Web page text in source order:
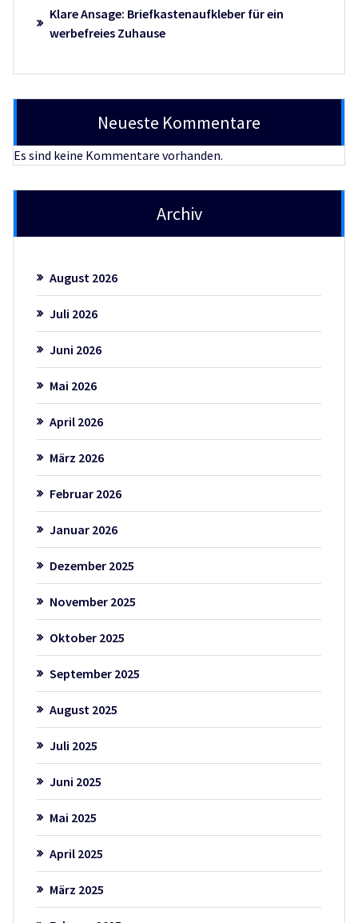
Klare Ansage: Briefkastenaufkleber für ein
werbefreies Zuhause
Neueste Kommentare
Es sind keine Kommentare vorhanden.
Archiv
August 2026
Juli 2026
Juni 2026
Mai 2026
April 2026
März 2026
Februar 2026
Januar 2026
Dezember 2025
November 2025
Oktober 2025
September 2025
August 2025
Juli 2025
Juni 2025
Mai 2025
April 2025
März 2025